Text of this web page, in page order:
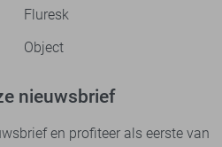
Fluresk
Object
nieuwsbrief
en profiteer als eerste van